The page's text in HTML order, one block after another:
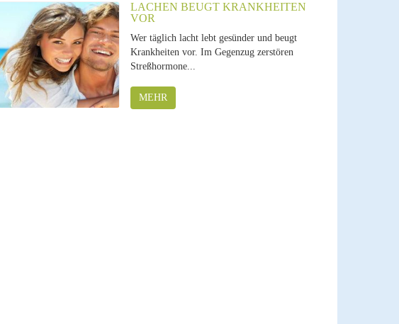
LACHEN BEUGT KRANKHEITEN
VOR
Wer täglich lacht lebt gesünder und beugt
Krankheiten vor. Im Gegenzug zerstören
Streßhormone...
MEHR